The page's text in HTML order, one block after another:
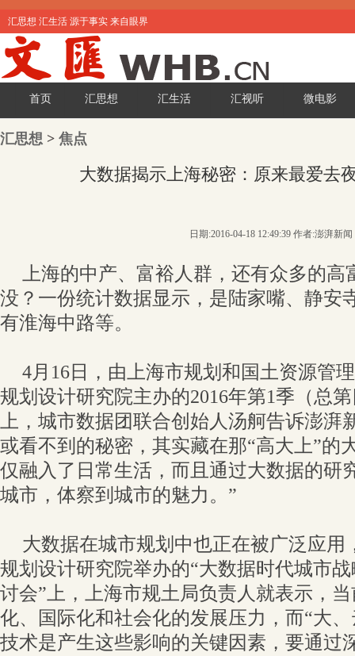
汇思想 汇生活 源于事实 来自眼界
首页 汇思想 汇生活 汇视听 微电影
汇思想 > 焦点
大数据揭示上海秘密：原来最爱去
日期:2016-04-18 12:49:39 作者:澎湃新闻
上海的中产、富裕人群，还有众多的
没？一份统计数据显示，是陆家嘴、静安
有淮海中路等。
4月16日，由上海市规划和国土资源管
规划设计研究院主办的2016年第1季（总
上，城市数据团联合创始人汤舸告诉澎湃
或看不到的秘密，其实藏在那“高大上”的
仅融入了日常生活，而且通过大数据的研
城市，体察到城市的魅力。”
大数据在城市规划中也正在被广泛应用
规划设计研究院举办的“大数据时代城市
讨会”上，上海市规土局负责人就表示，
化、国际化和社会化的发展压力，而“大
技术是产生这些影响的关键因素，要通过